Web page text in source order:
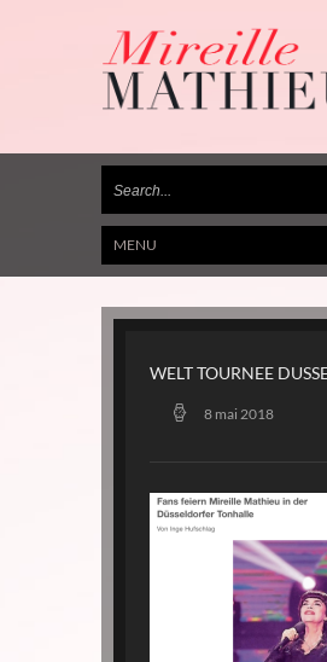
MENU
WELT TOURNEE
8 mai 2018